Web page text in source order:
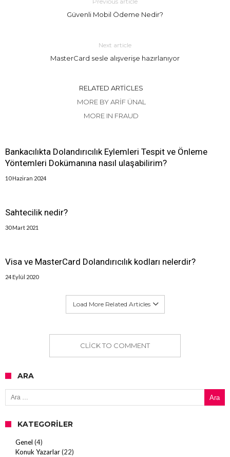
Güvenli Mobil Ödeme Nedir?
Next article
MasterCard sesle alışverişe hazırlanıyor
RELATED ARTICLES
MORE BY ARIF ÜNAL
MORE IN FRAUD
Bankacılıkta Dolandırıcılık Eylemleri Tespit ve Önleme
Yöntemleri Dokümanına nasıl ulaşabilirim?
10 Haziran 2024
Sahtecilik nedir?
30 Mart 2021
Visa ve MasterCard Dolandırıcılık kodları nelerdir?
24 Eylül 2020
Load More Related Articles
CLICK TO COMMENT
ARA
Arama:
KATEGORILER
Genel (4)
Konuk Yazarlar(22)